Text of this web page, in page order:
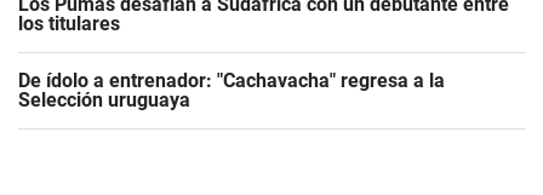
los titulares
De ídolo a entrenador: "Cachavacha" regresa a la
Selección uruguaya